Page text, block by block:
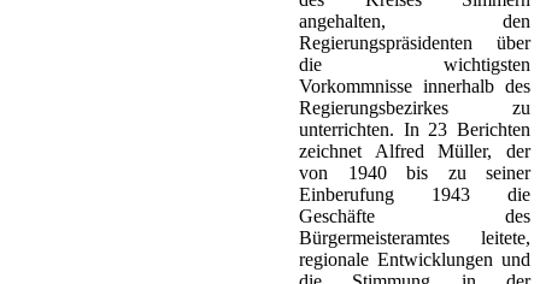
angehalten, den
Regierungspräsidenten über
die wichtigsten
Vorkommnisse innerhalb des
Regierungsbezirkes zu
unterrichten. In 23 Berichten
zeichnet Alfred Müller, der
von 1940 bis zu seiner
Einberufung 1943 die
Geschäfte des
Bürgermeisteramtes leitete,
regionale Entwicklungen und